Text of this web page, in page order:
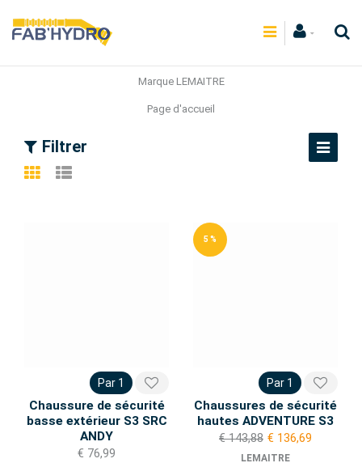
Marque LEMAITRE
Page d'accueil
Filtrer
Par 1
Chaussure de sécurité
basse extérieur S3 SRC
ANDY
€ 76,99
5 %
Par 1
Chaussures de sécurité
hautes ADVENTURE S3
€ 143,88 € 136,69
LEMAITRE